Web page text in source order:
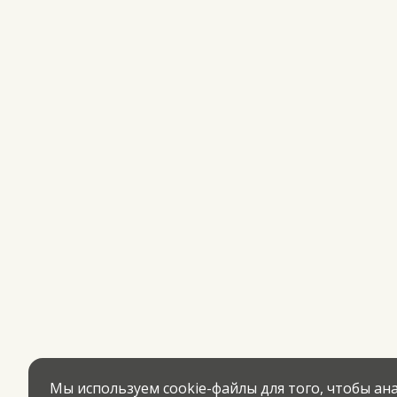
Мы используем cookie-файлы для того, чтобы